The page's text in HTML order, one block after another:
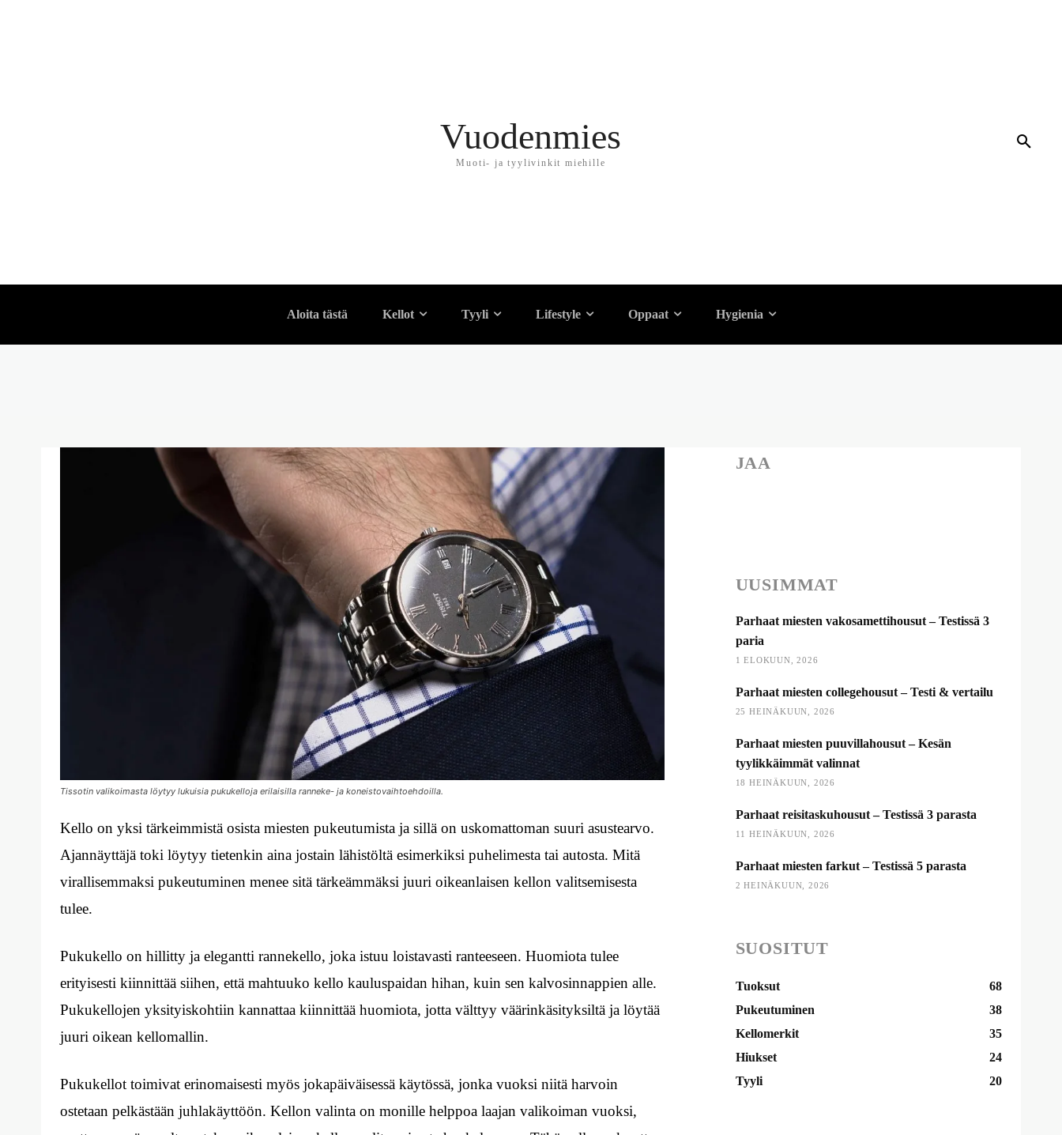
Vuodenmies
Muoti- ja tyylivinkit miehille
Aloita tästä Kellot Tyyli Lifestyle Oppaat Hygienia
12 MARRASKUUN, 2022
Tissotin valikoimasta löytyy lukuisia pukukelloja erilaisilla ranneke- ja koneistovaihtoehdoilla.
Kello on yksi tärkeimmistä osista miesten pukeutumista ja sillä on uskomattoman suuri asustearvo.
Ajannäyttäjä toki löytyy tietenkin aina jostain lähistöltä esimerkiksi puhelimesta tai autosta. Mitä
virallisemmaksi pukeutuminen menee sitä tärkeämmäksi juuri oikeanlaisen kellon valitsemisesta
tulee.
Pukukello on hillitty ja elegantti rannekello, joka istuu loistavasti ranteeseen. Huomiota tulee
erityisesti kiinnittää siihen, että mahtuuko kello kauluspaidan hihan, kuin sen kalvosinnappien alle.
Pukukellojen yksityiskohtiin kannattaa kiinnittää huomiota, jotta välttyy väärinkäsityksiltä ja löytää
juuri oikean kellomallin.
Pukukellot toimivat erinomaisesti myös jokapäiväisessä käytössä, jonka vuoksi niitä harvoin
ostetaan pelkästään juhlakäyttöön. Kellon valinta on monille helppoa laajan valikoiman vuoksi,
JAA
UUSIMMAT
Parhaat miesten vakosamettihousut – Testissä 3
paria
1 ELOKUUN, 2026
Parhaat miesten collegehousut – Testi & vertailu
25 HEINÄKUUN, 2026
Parhaat miesten puuvillahousut – Kesän
tyylikkäimmät valinnat
18 HEINÄKUUN, 2026
Parhaat reisitaskuhousut – Testissä 3 parasta
11 HEINÄKUUN, 2026
Parhaat miesten farkut – Testissä 5 parasta
2 HEINÄKUUN, 2026
SUOSITUT
Tuoksut
68
Pukeutuminen
38
Kellomerkit
35
Hiukset
24
Tyyli
20